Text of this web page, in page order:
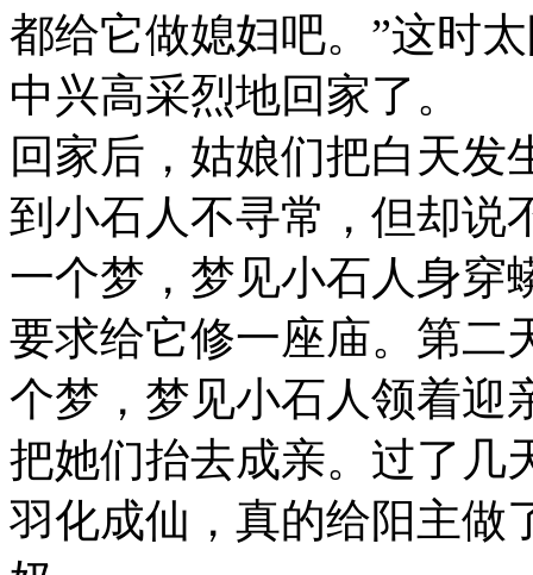
都给它做媳妇吧。”这时
中兴高采烈地回家了。
回家后，姑娘们把白天发
到小石人不寻常，但却说
一个梦，梦见小石人身穿
要求给它修一座庙。第二
个梦，梦见小石人领着迎
把她们抬去成亲。过了几
羽化成仙，真的给阳主做